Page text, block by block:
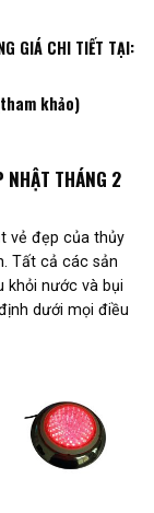
GIÁ CHI TIẾT TẠI:
khảo)
NHẬT THÁNG 2
vẻ đẹp của thủy
Tất cả các sản
khỏi nước và bụi
dưới mọi điều